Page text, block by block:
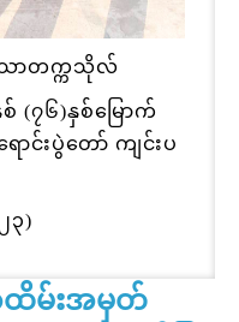
ာသာတက္ကသိုလ်
(၇၆)နှစ်မြောက်
ာင်းပွဲတော် ကျင်းပ
၃)
ထိမ်းအမှတ်